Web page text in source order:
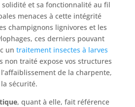
solidité et sa fonctionnalité au fil
menaces à cette intégrité
champignons lignivores et les
ces derniers pouvant
un traitement insectes à larves
non traité expose vos structures
de la charpente,
sécurité.
, quant à elle, fait référence